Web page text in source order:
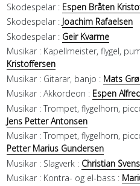
Skodespelar : Espen Bråten
Skodespelar : Joachim Rafaelsen
Skodespelar : Geir Kvarme
Musikar : Kapellmeister, flygel,
Kristoffersen
Musikar : Gitarar, banjo : Mats
Musikar : Akkordeon : Espen
Musikar : Trompet, flygelhorn,
Jens Petter Antonsen
Musikar : Trompet, flygelhorn,
Petter Marius Gundersen
Musikar : Slagverk : Christian
Musikar : Kontra- og el-bass :